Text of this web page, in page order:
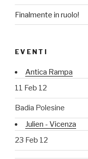
Finalmente in ruolo!
EVENTI
Antica Rampa
11 Feb 12
Badia Polesine
Julien - Vicenza
23 Feb 12